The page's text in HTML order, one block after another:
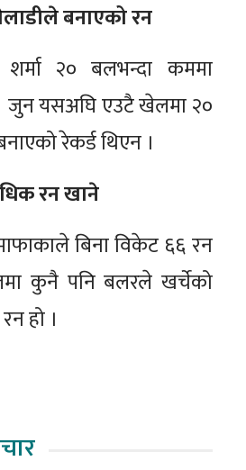
बनाएको रन
२० बलभन्दा कममा
जुन यसअघि एउटै खेलमा २०
रेकर्ड थिएन ।
रन खाने
बिना विकेट ६६ रन
कुनै पनि बलरले खर्चेको
हो ।